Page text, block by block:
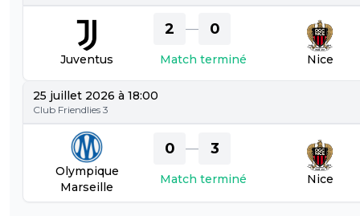
Juventus
2 — 0
Match terminé Nice
25 juillet 2026 à 18:00
Club Friendlies 3
Olympique
Marseille
0 — 3
Match terminé Nice